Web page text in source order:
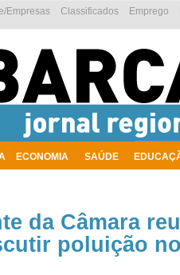
ECONOMIA SAÚDE
Emprego
Classificados
Empresas
da Câmara
poluição